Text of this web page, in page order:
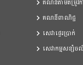
គណនីតាមតម្រូវក
គណនីពាណិជ្ជ
សេវាផ្ទេរប្រាក់
សេវាកម្មសន្សំច